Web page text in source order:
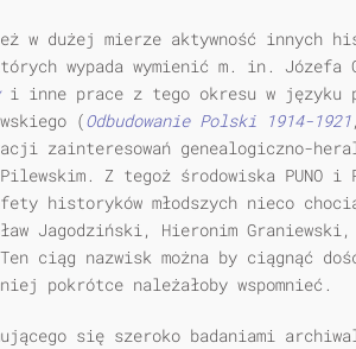
w dużej mierze aktywność innych
wypada wymienić m. in. Józefa
i inne prace z tego okresu w języku
(Odbudowanie Polski 1914-1921
zainteresowań genealogiczno-
Pilewskim. Z tegoż środowiska PUNO
historyków młodszych nieco
Jagodziński, Hieronim
ciąg nazwisk można by ciągnąć
pokrótce należałoby wspomnieć.
się szeroko badaniami